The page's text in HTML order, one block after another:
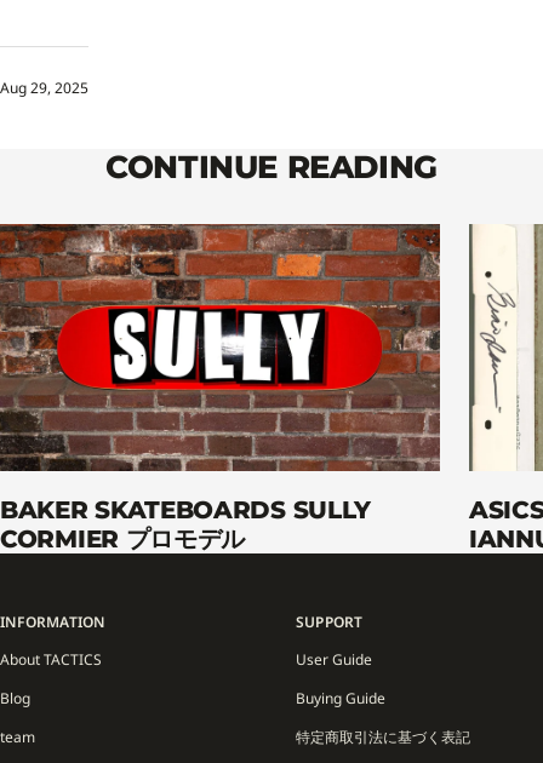
Aug 29, 2025
CONTINUE READING
BAKER SKATEBOARDS SULLY
CORMIER プロモデル
INFORMATION
About TACTICS
Blog
team
SUPPORT
User Guide
Buying Guide
特定商取引法に基づく表記